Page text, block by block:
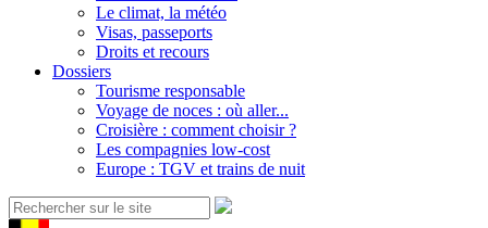
Le climat, la météo
Visas, passeports
Droits et recours
Dossiers
Tourisme responsable
Voyage de noces : où aller...
Croisière : comment choisir ?
Les compagnies low-cost
Europe : TGV et trains de nuit